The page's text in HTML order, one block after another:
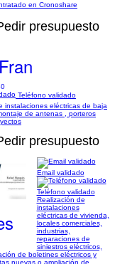
en Cronoshare
presupuesto
Teléfono validado
instalaciones eléctricas de baja
de antenas , porteros
presupuesto
Email validado
Teléfono validado
Realización de
instalaciones
eléctricas de vivienda,
locales comerciales,
industrias,
reparaciones de
siniestros eléctricos,
de boletines eléctricos y
nuevas o ampliación de